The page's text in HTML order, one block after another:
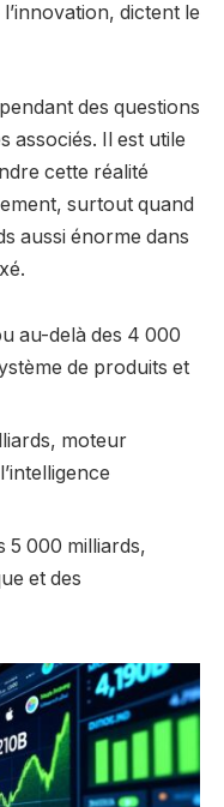
dictent le
des questions
associés. Il est utile
cette réalité
surtout quand
aussi énorme dans
au-delà des 4 000
de produits et
moteur
5 000 milliards,
et des